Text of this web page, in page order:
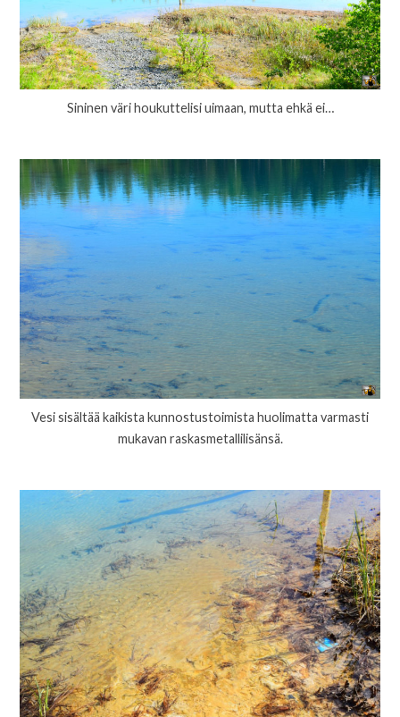
Sininen väri houkuttelisi uimaan, mutta ehkä ei…
Vesi sisältää kaikista kunnostustoimista huolimatta varmasti
mukavan raskasmetallilisänsä.